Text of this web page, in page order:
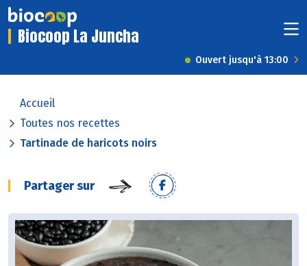
Biocoop La Juncha
Ouvert jusqu'à 13:00
Accueil
Toutes nos recettes
Tartinade de haricots noirs
Partager sur